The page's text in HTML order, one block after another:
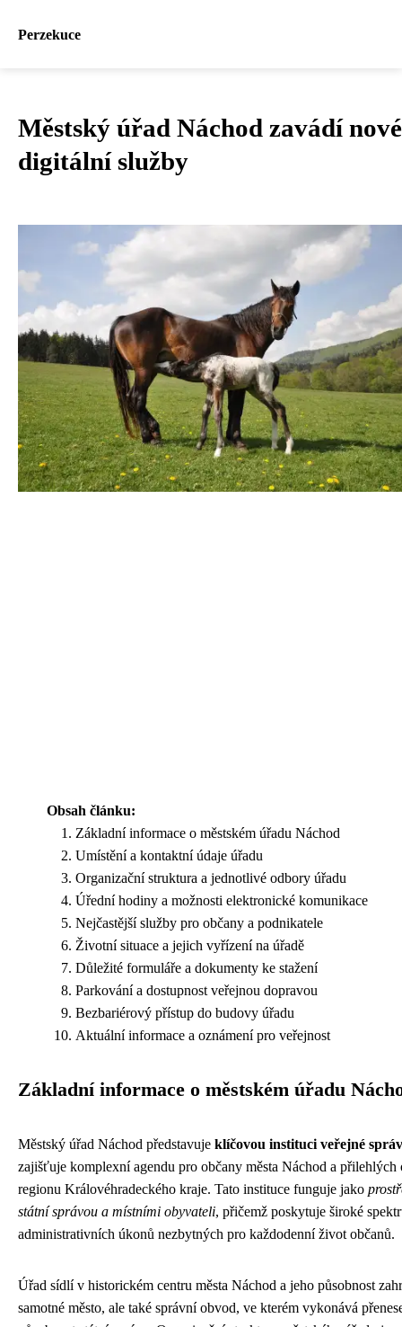
Perzekuce
Městský úřad Náchod zavádí nové
digitální služby
Obsah článku:
Základní informace o městském úřadu Náchod
Umístění a kontaktní údaje úřadu
Organizační struktura a jednotlivé odbory úřadu
Úřední hodiny a možnosti elektronické komunikace
Nejčastější služby pro občany a podnikatele
Životní situace a jejich vyřízení na úřadě
Důležité formuláře a dokumenty ke stažení
Parkování a dostupnost veřejnou dopravou
Bezbariérový přístup do budovy úřadu
Aktuální informace a oznámení pro veřejnost
Základní informace o městském úřadu
Městský úřad Náchod představuje klíčovou instituci veřejné
zajišťuje komplexní agendu pro občany města Náchod a přilehlých
regionu Královéhradeckého kraje. Tato instituce funguje jako
státní správou a místními obyvateli, přičemž poskytuje široké
administrativních úkonů nezbytných pro každodenní život občanů.
Úřad sídlí v historickém centru města Náchod a jeho působnost
samotné město, ale také správní obvod, ve kterém vykonává